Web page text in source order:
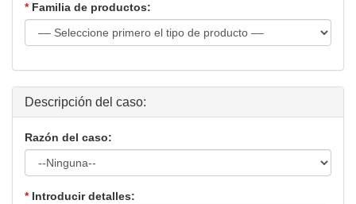
*Familia de productos:
Descripción del caso:
Razón del caso:
*Introducir detalles: